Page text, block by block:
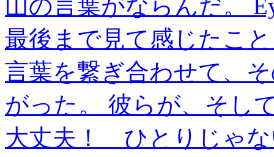
山の言葉がならんだ。
最後まで見て感じたこ
言葉を繋ぎ合わせて、
がった。 彼らが、そし
大丈夫！ ひとりじゃな